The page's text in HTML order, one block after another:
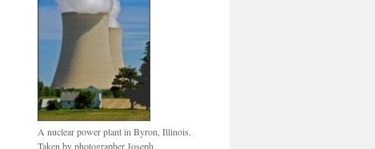
A nuclear power plant in Byron, Illinois.
Taken by photographer Joseph